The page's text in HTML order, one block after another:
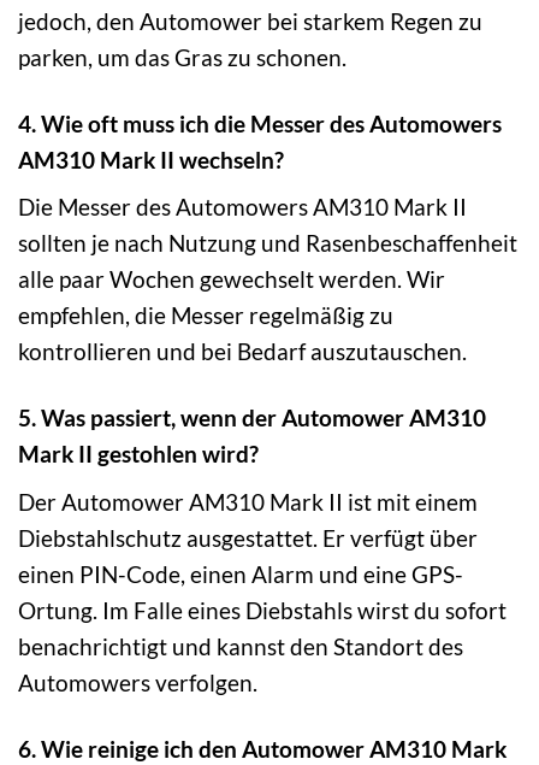
jedoch, den Automower bei starkem Regen zu
parken, um das Gras zu schonen.
4. Wie oft muss ich die Messer des Automowers
AM310 Mark II wechseln?
Die Messer des Automowers AM310 Mark II
sollten je nach Nutzung und Rasenbeschaffenheit
alle paar Wochen gewechselt werden. Wir
empfehlen, die Messer regelmäßig zu
kontrollieren und bei Bedarf auszutauschen.
5. Was passiert, wenn der Automower AM310
Mark II gestohlen wird?
Der Automower AM310 Mark II ist mit einem
Diebstahlschutz ausgestattet. Er verfügt über
einen PIN-Code, einen Alarm und eine GPS-
Ortung. Im Falle eines Diebstahls wirst du sofort
benachrichtigt und kannst den Standort des
Automowers verfolgen.
6. Wie reinige ich den Automower AM310 Mark